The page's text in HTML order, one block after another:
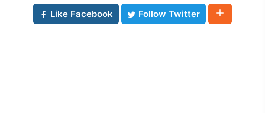
Like Facebook
Follow Twitter